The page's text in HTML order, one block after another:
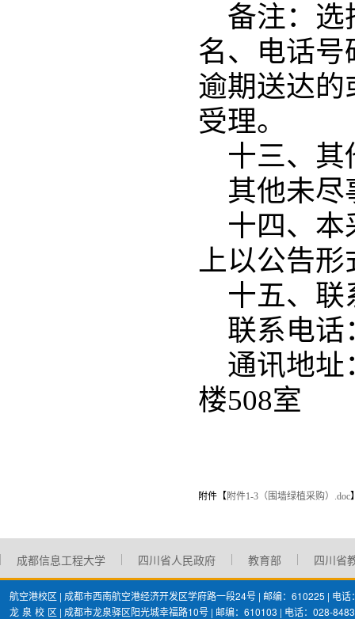
备注：选
名、电话
逾期送达的
受理。
十三、其
其他未尽
十四、本
上以公告形
十五、联
联系电话
通讯地址
楼508室
附件【附件1-3（围墙绿植采购）.doc
成都信息工程大学 四川省人民政府 教育部 四川省
航空港校区 | 成都市西南航空港经济开发区学府路一段24号 | 邮编：610225 | 电
龙 泉 校 区 | 成都市龙泉驿区阳光城幸福路10号 | 邮编：610103 | 电话：028-